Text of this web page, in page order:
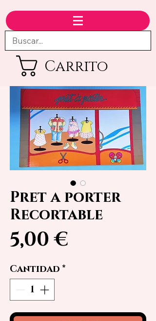
Carrito
Pret a porter
Recortable
5,00 €
Cantidad *